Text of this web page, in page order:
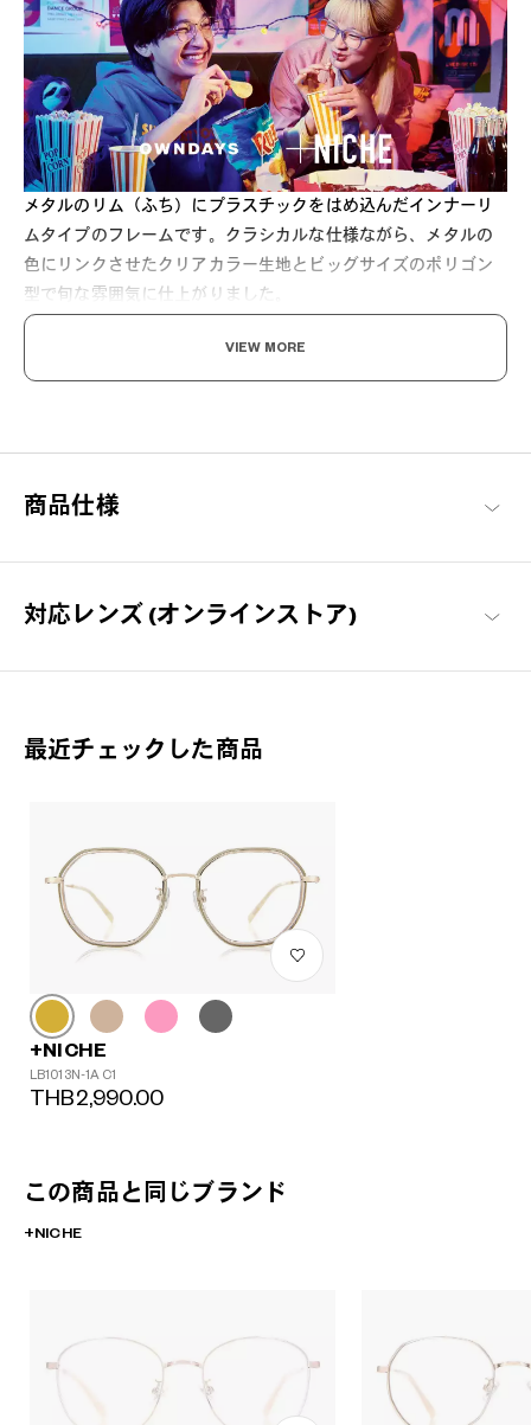
メタルのリム（ふち）にプラスチックをはめ込んだインナーリ
ムタイプのフレームです。クラシカルな仕様ながら、メタルの
色にリンクさせたクリアカラー生地とビッグサイズのポリゴン
型で旬な雰囲気に仕上がりました。
いつもより、いい感じ。
ウェアも時流に沿って変化しています。常にトレンドを意識しつ
間（NICHE）を埋めるデザインのブランドラインです。
VIEW MORE
商品仕様
対応レンズ (オンラインストア)
最近チェックした商品
+NICHE
LB1013N-1A C1
THB2,990.00
この商品と同じブランド
+NICHE